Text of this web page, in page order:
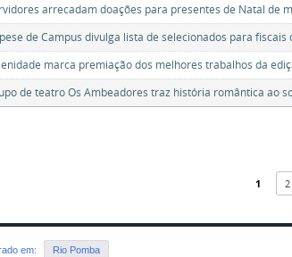
arrecadam doações para presentes de Natal de
de Campus divulga lista de selecionados para fiscais
marca premiação dos melhores trabalhos da
de teatro Os Ambeadores traz história romântica ao
1 2
em: Rio Pomba